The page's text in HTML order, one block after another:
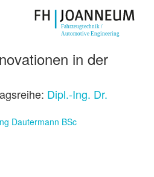
in der
Dipl.-Ing. Dr.
Dautermann BSc